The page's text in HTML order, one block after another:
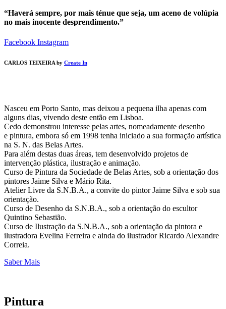
“Haverá sempre, por mais ténue que seja, um aceno de volúpia
no mais inocente desprendimento.”
Facebook Instagram
CARLOS TEIXEIRA by Create In
Nasceu em Porto Santo, mas deixou a pequena ilha apenas com
alguns dias, vivendo deste então em Lisboa.
Cedo demonstrou interesse pelas artes, nomeadamente desenho
e pintura, embora só em 1998 tenha iniciado a sua formação artística
na S. N. das Belas Artes.
Para além destas duas áreas, tem desenvolvido projetos de
intervenção plástica, ilustração e animação.
Curso de Pintura da Sociedade de Belas Artes, sob a orientação dos
pintores Jaime Silva e Mário Rita.
Atelier Livre da S.N.B.A., a convite do pintor Jaime Silva e sob sua
orientação.
Curso de Desenho da S.N.B.A., sob a orientação do escultor
Quintino Sebastião.
Curso de Ilustração da S.N.B.A., sob a orientação da pintora e
ilustradora Evelina Ferreira e ainda do ilustrador Ricardo Alexandre
Correia.
Saber Mais
Pintura